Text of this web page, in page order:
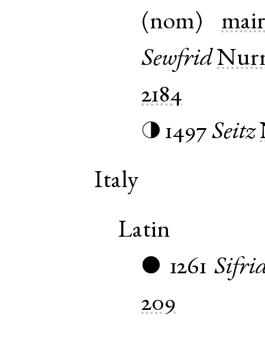
(nom)
Sewfrid
2184
◑ 1497 Seitz
Italy
Latin
● 1261
209